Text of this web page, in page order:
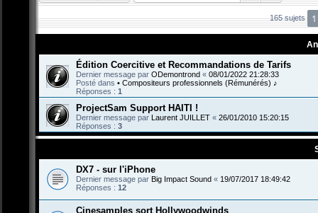
165 sujets 1
Édition Coercitive et Recommandations de Tarifs
Dernier message par ODemontrond « 08/01/2022 21:28:33
Posté dans • Compositeurs professionnels (Rémunérés) ♪
Réponses : 1
ProjectSam Support HAITI !
Dernier message par Laurent JUILLET « 26/01/2010 15:20:15
Réponses : 3
DX7 - sur l'iPhone
Dernier message par Big Impact Sound « 19/07/2017 18:49:42
Réponses : 12
Cinesamples sort Hollywoodwinds